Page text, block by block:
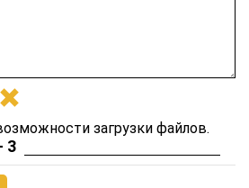
загрузки файлов.
3